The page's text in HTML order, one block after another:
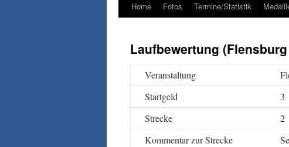
Zum
springen
Home Fotos Termine/Statistik
Laufbewertung
Veranstaltung
Startgeld
3
Strecke
2
Kommentar zur Strecke